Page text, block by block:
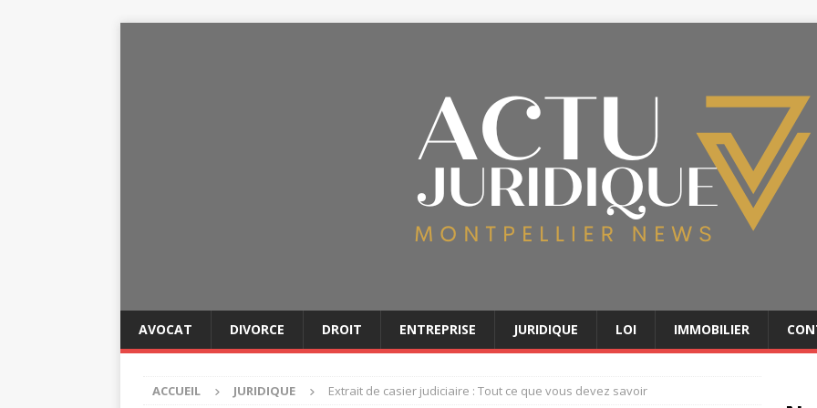
AVOCAT DIVORCE DROIT ENTREPRISE JURIDIQUE LOI IMMOBILIER
ACCUEIL JURIDIQUE Extrait de casier judiciaire : Tout ce que vous devez savoir